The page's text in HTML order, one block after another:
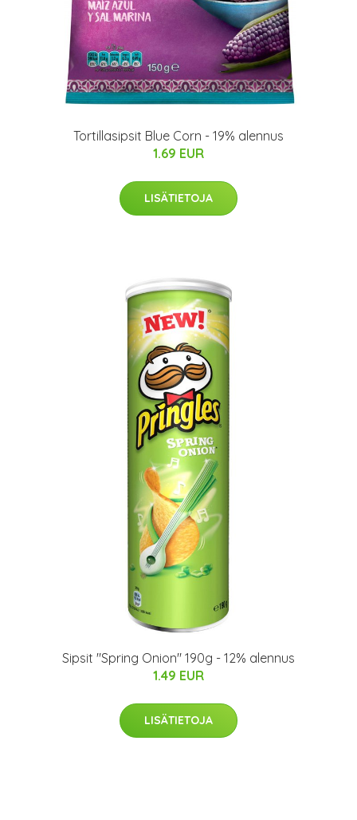
Tortillasipsit Blue Corn - 19% alennus
1.69 EUR
LISÄTIETOJA
Sipsit "Spring Onion" 190g - 12% alennus
1.49 EUR
LISÄTIETOJA